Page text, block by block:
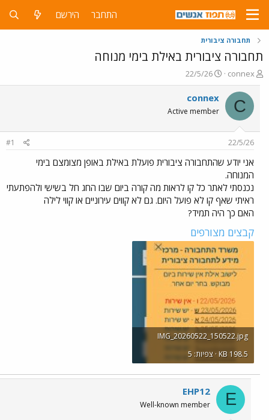
התחבר הירשם
תחבורה ציבורית
תחבורה ציבורית באילת בימי מנוחה
פ
ו
ת
ח
ה
ו
ש
א
connex
פ
ו
ר
ם
ר
22/5/26
C
connex
Active member
22/5/26
#1
אני יודע שהתחבורה ציבורית פועלת באילת באופן מצומצם בימי
המנוחה.
נכנסתי לאתר כל קו לראות מה קורה ביום שבו החג חל בשישי ולהפתעתי
ראיתי שאף קו לא פועל היום. גם לא קווים עירוניים או קווי לילה
האם כך היה תמיד?
קבצים מצורפים
IMG_20260522_150522.jpg
KB 198.5 · צפיות: 5
E
EHP12
Well-known member